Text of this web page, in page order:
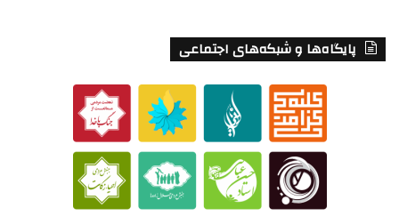
پایگاه‌ها و شبکه‌های اجتماعی